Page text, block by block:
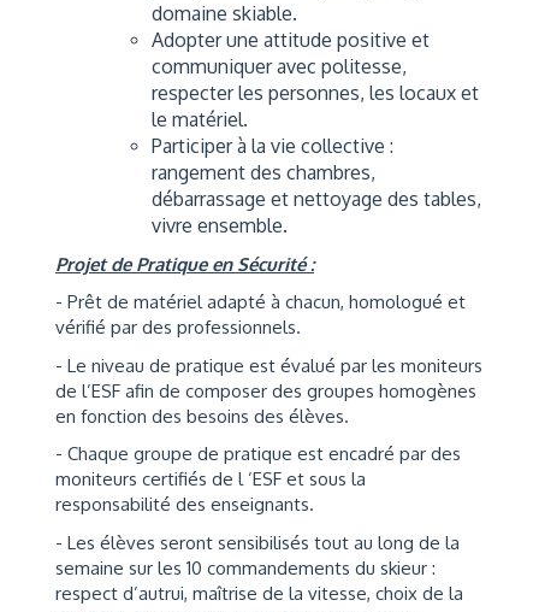
domaine skiable.
Adopter une attitude positive et
communiquer avec politesse,
respecter les personnes, les locaux et
le matériel.
Participer à la vie collective :
rangement des chambres,
débarrassage et nettoyage des tables,
vivre ensemble.
Projet de Pratique en Sécurité :
- Prêt de matériel adapté à chacun, homologué et
vérifié par des professionnels.
- Le niveau de pratique est évalué par les moniteurs
de l’ESF afin de composer des groupes homogènes
en fonction des besoins des élèves.
- Chaque groupe de pratique est encadré par des
moniteurs certifiés de l ’ESF et sous la
responsabilité des enseignants.
- Les élèves seront sensibilisés tout au long de la
semaine sur les 10 commandements du skieur :
respect d’autrui, maîtrise de la vitesse, choix de la